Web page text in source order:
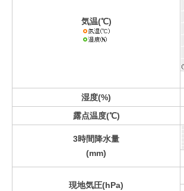
気温(℃)
湿度(%)
露点温度(℃)
3時間降水量
(mm)
現地気圧(hPa)